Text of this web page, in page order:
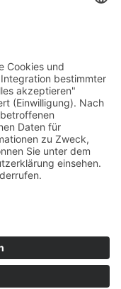
Einheitlichen
§ 185a SGB IX in
LWV Hessen
unter Einbindung
Integration,
des
e. V.